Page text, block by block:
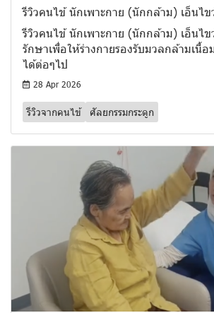
รีวิวคนไข้ นักเพาะกาย (นักกล้าม) เอ็นไ
รีวิวคนไข้ นักเพาะกาย (นักกล้าม) เอ็นไ
รักษาเพื่อให้ร่างกายรองรับมวลกล้ามเนื้อ
ได้ต่อๆไป
28 Apr 2026
รีวิวจากคนไข้ ศัลยกรรมกระดูก